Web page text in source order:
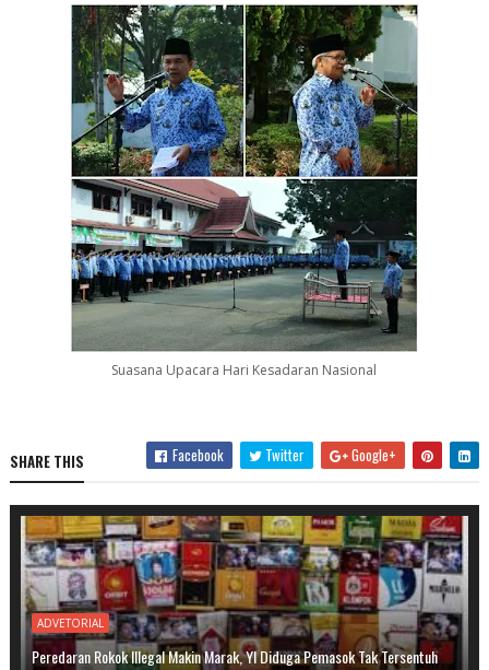
Suasana Upacara Hari Kesadaran Nasional
SHARE THIS Facebook Twitter Google+
ADVETORIAL
Peredaran Rokok Illegal Makin Marak, YI Diduga Pemasok Tak Tersentuh